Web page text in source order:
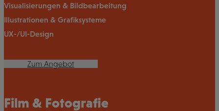
Visualisierungen & Bildbearbeitung
Illustrationen & Grafiksysteme
UX-/UI-Design
Zum Angebot
Film & Fotografie